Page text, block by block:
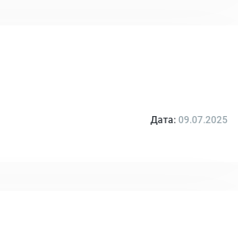
Дата: 09.07.2025